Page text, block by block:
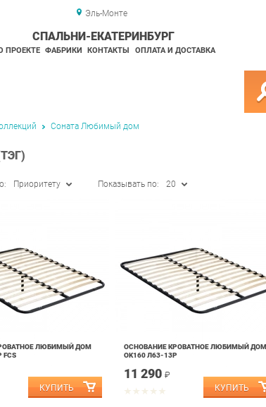
Эль-Монте
СПАЛЬНИ-ЕКАТЕРИНБУРГ
ПРОЕКТЕ ФАБРИКИ КОНТАКТЫ ОПЛАТА И ДОСТАВКА
Соната Любимый дом
Приоритету Показывать по: 20
ЛЮБИМЫЙ ДОМ
FCS
ОСНОВАНИЕ КРОВАТНОЕ ЛЮБИМЫЙ ДОМ
OK160 Л63-13Р
11 290 ₽